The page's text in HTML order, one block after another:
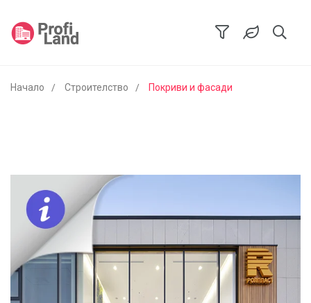
Начало Строителство Покриви и фасади